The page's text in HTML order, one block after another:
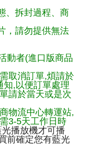
、拆封過程、商
，請勿提供無法
動者(進口版商品
取消訂單,煩請於
知,以便訂單處理
請於當天或是次
物流中心轉運站,
3-5天工作日時
播放機才可播
前確定您有藍光